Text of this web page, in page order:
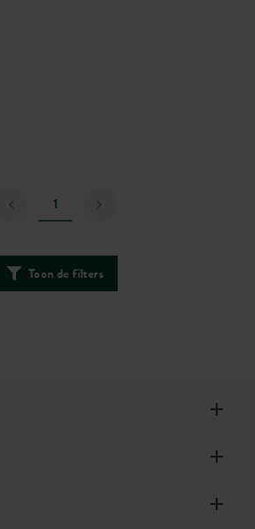
1
Toon de filters